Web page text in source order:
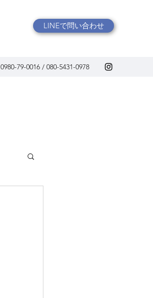
LINEで問い合わせ
0980-79-0016 / 080-5431-0978